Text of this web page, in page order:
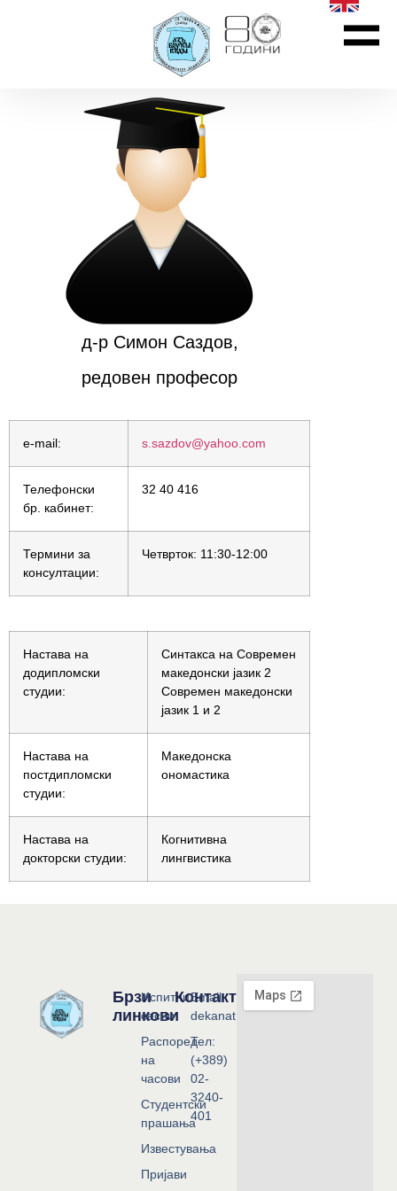
д-р Симон Саздов,
редовен професор
e-mail: s.sazdov@yahoo.com
Телефонски
бр. кабинет:
32 40 416
Термини за
консултации:
Четврток: 11:30-12:00
Настава на
додипломски
студии:
Синтакса на Современ
македонски јазик 2
Современ македонски
јазик 1 и 2
Настава на
постдипломски
студии:
Македонска
ономастика
Настава на
докторски студии:
Когнитивна
лингвистика
Брзи
линкови
Испитни
сесии
Распоред
на
часови
Студентски
прашања
Известувања
Пријави
Контакт
Email:
dekanat@flf.ukim.edu.mk
Тел:
(+389)
02-
3240-
401